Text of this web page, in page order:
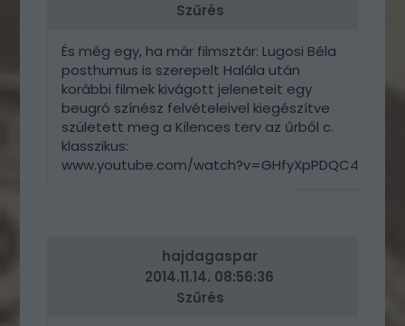
Szűrés
És még egy, ha már filmsztár: Lugosi Béla
posthumus is szerepelt Halála után
korábbi filmek kivágott jeleneteit egy
beugró színész felvételeivel kiegészítve
született meg a Kilences terv az űrből c.
klasszikus:
www.youtube.com/watch?v=GHfyXpPDQC4
hajdagaspar
2014.11.14. 08:56:36
Szűrés